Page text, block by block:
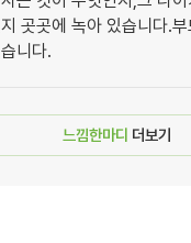
곳곳에 녹아 있습니다.
니다.
느낌한마디 더보기